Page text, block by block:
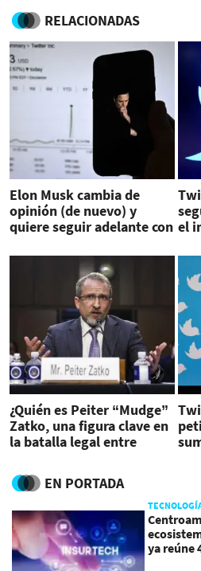
RELACIONADAS
Elon Musk cambia de
opinión (de nuevo) y
quiere seguir adelante con el
¿Quién es Peiter “Mudge”
Zatko, una figura clave en
la batalla legal entre
EN PORTADA
ya reúne